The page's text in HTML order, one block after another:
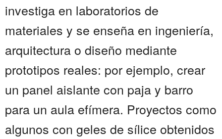
investiga en laboratorios de
materiales y se enseña en ingeniería,
arquitectura o diseño mediante
prototipos reales: por ejemplo, crear
un panel aislante con paja y barro
para un aula efímera. Proyectos como
algunos con geles de sílice obtenidos